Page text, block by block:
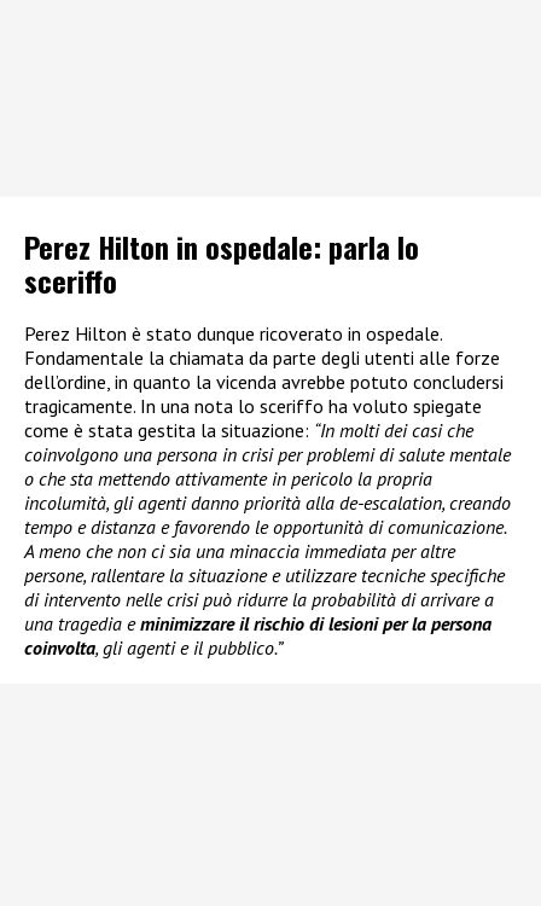
Perez Hilton in ospedale: parla lo
sceriffo
Perez Hilton è stato dunque ricoverato in ospedale.
Fondamentale la chiamata da parte degli utenti alle forze
dell’ordine, in quanto la vicenda avrebbe potuto concludersi
tragicamente. In una nota lo sceriffo ha voluto spiegate
come è stata gestita la situazione: “In molti dei casi che
coinvolgono una persona in crisi per problemi di salute mentale
o che sta mettendo attivamente in pericolo la propria
incolumità, gli agenti danno priorità alla de-escalation, creando
tempo e distanza e favorendo le opportunità di comunicazione.
A meno che non ci sia una minaccia immediata per altre
persone, rallentare la situazione e utilizzare tecniche specifiche
di intervento nelle crisi può ridurre la probabilità di arrivare a
una tragedia eminimizzare il rischio di lesioni per la persona
coinvolta, gli agenti e il pubblico.”